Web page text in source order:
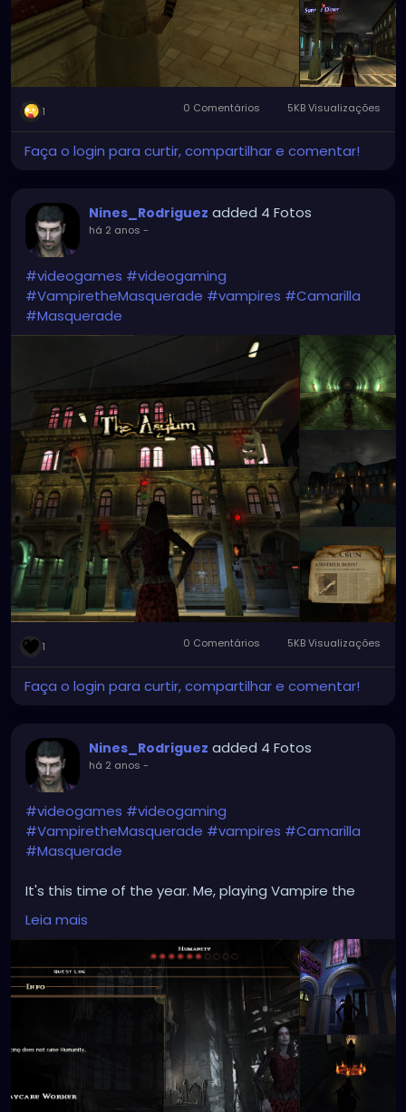
1 0 Comentários 5KB Visualizações
Faça o login para curtir, compartilhar e comentar!
Nines_Rodriguez added 4 Fotos
há 2 anos -
#videogames #videogaming
#VampiretheMasquerade #vampires #Camarilla
#Masquerade
1 0 Comentários 5KB Visualizações
Faça o login para curtir, compartilhar e comentar!
Nines_Rodriguez added 4 Fotos
há 2 anos -
#videogames #videogaming
#VampiretheMasquerade #vampires #Camarilla
#Masquerade
It's this time of the year. Me, playing Vampire the
Masquerade: Bloodlines, The Final Nights mode. My
avatar is a hot chick, Baali Clan. Devil worshipers.
Cannot raise Humanity > 6 due to black hearts. Here
are some screenshots:
Leia mais